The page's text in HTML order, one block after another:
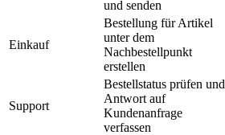
und senden
Einkauf
Bestellung für Artikel
unter dem
Nachbestellpunkt
erstellen
Support
Bestellstatus prüfen und
Antwort auf
Kundenanfrage
verfassen